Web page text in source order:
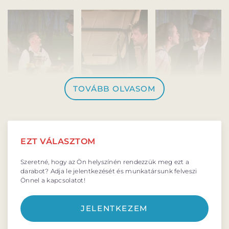
PROJEKTEK
DRÁMA E-LEARNING
SZÍNHÁZ
MINDENKINEK
Rendező:Sandu Grecu
Szereplők:
TOVÁBB OLVASOM
EZT VÁLASZTOM
Szeretné, hogy az Ön helyszínén rendezzük meg ezt a
darabot? Adja le jelentkezését és munkatársunk felveszi
Önnel a kapcsolatot!
JELENTKEZEM